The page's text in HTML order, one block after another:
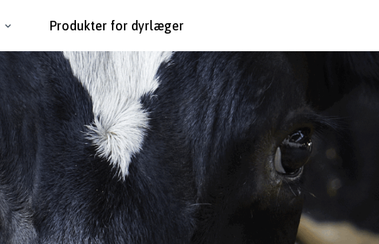
Produkter for dyrlæger